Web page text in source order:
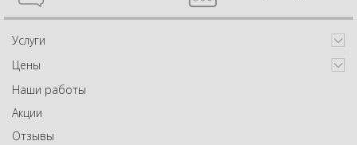
Услуги
Цены
Наши работы
Акции
Отзывы